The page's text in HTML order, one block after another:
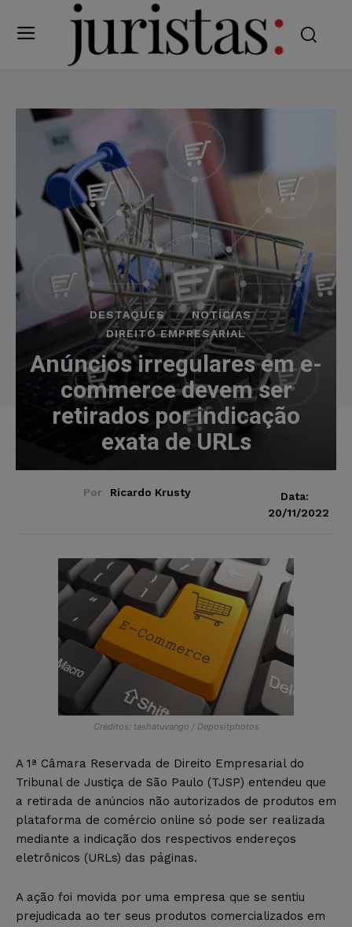
DESTAQUES
NOTÍCIAS
DIREITO EMPRESARIAL
Anúncios irregulares em e-
commerce devem ser
retirados por indicação
exata de URLs
Por Ricardo Krusty
Data:
20/11/2022
Créditos: tashatuvango / Depositphotos
A 1ª Câmara Reservada de Direito Empresarial do
Tribunal de Justiça de São Paulo (TJSP) entendeu que
a retirada de anúncios não autorizados de produtos em
plataforma de comércio online só pode ser realizada
mediante a indicação dos respectivos endereços
eletrônicos (URLs) das páginas.
A ação foi movida por uma empresa que se sentiu
prejudicada ao ter seus produtos comercializados em